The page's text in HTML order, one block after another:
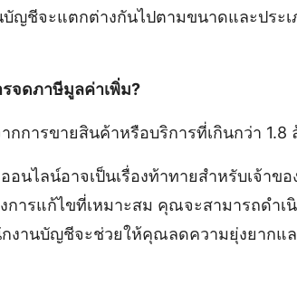
บัญชีจะแตกต่างกันไปตามขนาดและประ
จดภาษีมูลค่าเพิ่ม?
การขายสินค้าหรือบริการที่เกินกว่า 1.8
อนไลน์อาจเป็นเรื่องท้าทายสำหรับเจ้าข
ารแก้ไขที่เหมาะสม คุณจะสามารถดำเ
งานบัญชีจะช่วยให้คุณลดความยุ่งยากแ